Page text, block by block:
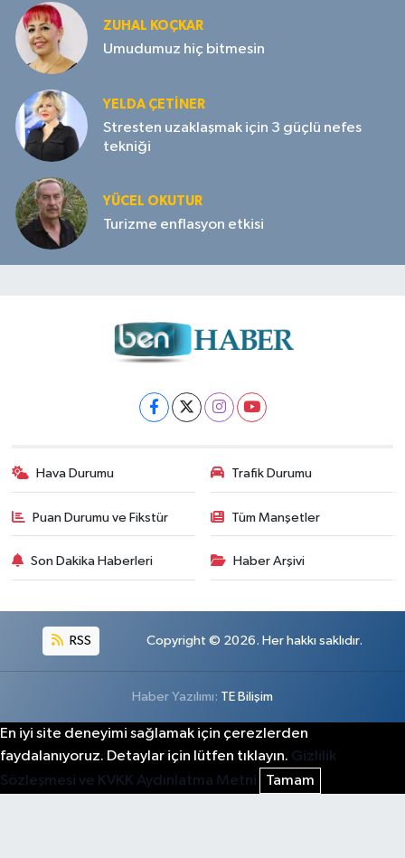
ZUHAL KOÇKAR
Umudumuz hiç bitmesin
YELDA ÇETİNER
Stresten uzaklaşmak için 3 güçlü nefes
tekniği
YÜCEL OKUTUR
Turizme enflasyon etkisi
Hava Durumu Trafik Durumu
Puan Durumu ve Fikstür Tüm Manşetler
Son Dakika Haberleri Haber Arşivi
RSS Copyright © 2026. Her hakkı saklıdır.
Haber Yazılımı: TE Bilişim
En iyi site deneyimi sağlamak için çerezlerden
faydalanıyoruz. Detaylar için lütfen tıklayın. Gizlilik
Sözleşmesi ve KVKK Aydınlatma Metni
Tamam